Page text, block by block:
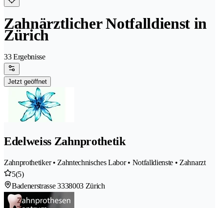
Zahnärztlicher Notfalldienst in
Zürich
33 Ergebnisse
Jetzt geöffnet
Edelweiss Zahnprothetik
Zahnprothetiker • Zahntechnisches Labor • Notfalldienste • Zahnarzt
5(5)
Badenerstrasse 3338003 Zürich